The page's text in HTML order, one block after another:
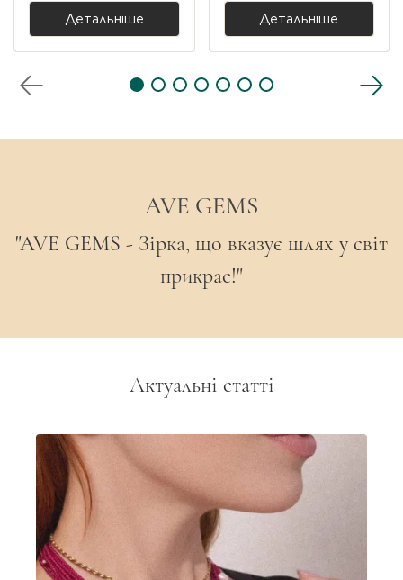
тому форма та відтінок мінералу можуть
незначно відрізнятися від фото, що
підкреслює шляхетне природне
походження каменю.
Детальніше Детальніше
AVE GEMS
"AVE GEMS - Зірка, що вказує шлях у світ
прикрас!"
Актуальні статті